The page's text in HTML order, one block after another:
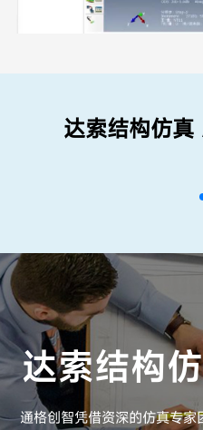
达索结构仿
达索结构
通格创智凭借资深的仿真专